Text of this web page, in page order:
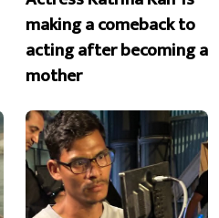
making a comeback to
acting after becoming a
mother